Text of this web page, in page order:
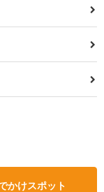
かけスポット